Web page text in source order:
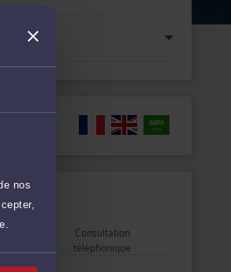
nos
Consultation
téléphonique